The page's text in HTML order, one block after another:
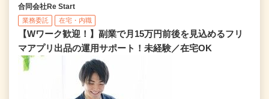
合同会社Re Start
業務委託 在宅・内職
【Wワーク歓迎！】副業で月15万円前後を見込めるフリ
マアプリ出品の運用サポート！未経験／在宅OK